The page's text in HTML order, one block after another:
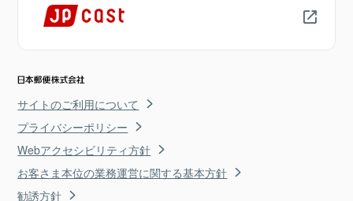
サイトのご利用について
プライバシーポリシー
Webアクセシビリティ方針
お客さま本位の業務運営に関する基本方針
勧誘方針